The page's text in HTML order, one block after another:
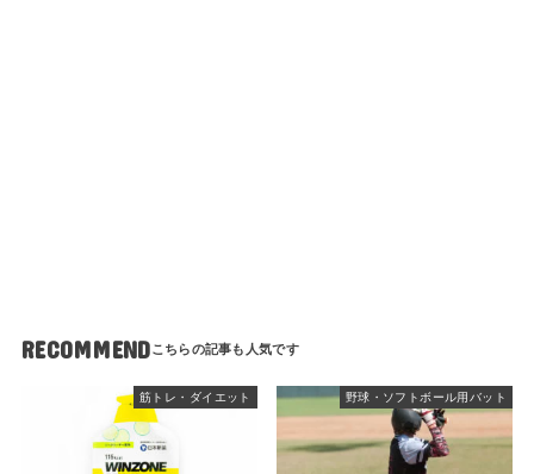
RECOMMEND
筋トレ・ダイエット 野球・ソフトボール用バット